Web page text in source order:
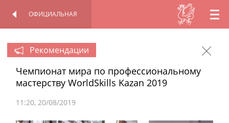
RU
ОФИЦИАЛЬНАЯ
Рекомендации
Чемпионат мира по профессиональному
мастерству WorldSkills Kazan 2019
11:20 20/08/2019
ПЕРСОНАЛЬНАЯ
ОФИЦИАЛЬНАЯ